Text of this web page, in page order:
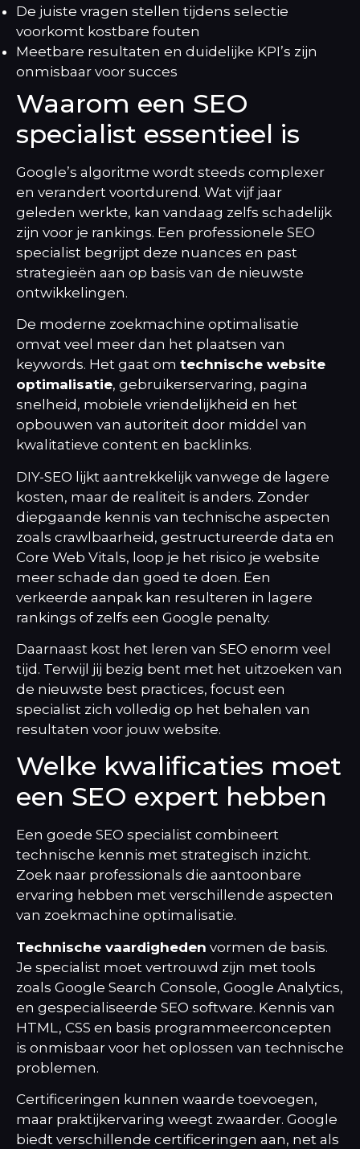
De juiste vragen stellen tijdens selectie
voorkomt kostbare fouten
Meetbare resultaten en duidelijke KPI’s zijn
onmisbaar voor succes
Waarom een SEO
specialist essentieel is
Google’s algoritme wordt steeds complexer
en verandert voortdurend. Wat vijf jaar
geleden werkte, kan vandaag zelfs schadelijk
zijn voor je rankings. Een professionele SEO
specialist begrijpt deze nuances en past
strategieën aan op basis van de nieuwste
ontwikkelingen.
De moderne zoekmachine optimalisatie
omvat veel meer dan het plaatsen van
keywords. Het gaat om technische website
optimalisatie, gebruikerservaring, pagina
snelheid, mobiele vriendelijkheid en het
opbouwen van autoriteit door middel van
kwalitatieve content en backlinks.
DIY-SEO lijkt aantrekkelijk vanwege de lagere
kosten, maar de realiteit is anders. Zonder
diepgaande kennis van technische aspecten
zoals crawlbaarheid, gestructureerde data en
Core Web Vitals, loop je het risico je website
meer schade dan goed te doen. Een
verkeerde aanpak kan resulteren in lagere
rankings of zelfs een Google penalty.
Daarnaast kost het leren van SEO enorm veel
tijd. Terwijl jij bezig bent met het uitzoeken van
de nieuwste best practices, focust een
specialist zich volledig op het behalen van
resultaten voor jouw website.
Welke kwalificaties moet
een SEO expert hebben
Een goede SEO specialist combineert
technische kennis met strategisch inzicht.
Zoek naar professionals die aantoonbare
ervaring hebben met verschillende aspecten
van zoekmachine optimalisatie.
Technische vaardigheden vormen de basis.
Je specialist moet vertrouwd zijn met tools
zoals Google Search Console, Google Analytics,
en gespecialiseerde SEO software. Kennis van
HTML, CSS en basis programmeerconcepten
is onmisbaar voor het oplossen van technische
problemen.
Certificeringen kunnen waarde toevoegen,
maar praktijkervaring weegt zwaarder. Google
biedt verschillende certificeringen aan, net als